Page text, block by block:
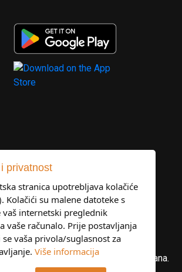
Dubrovnik d.o.o. Sva prava pridržana.
privatnost
stranica upotrebljava kolačiće
Kolačići su malene datoteke s
internetski preglednik
vaše računalo. Prije postavljanja
se vaša privola/suglasnost za
Više informacija